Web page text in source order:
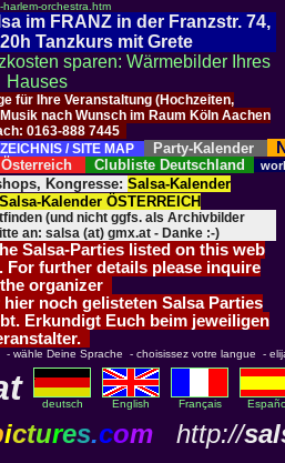
orchestra.htm
im FRANZ in der Franzstr. 74,
Tanzkurs mit Grete
sparen: Wärmebilder Ihres
Hauses
für Ihre Veranstaltung (Hochzeiten,
nach Wunsch im Raum Köln Aachen
0163-888 7445
/ SITE MAP
Party-Kalender
Clubliste Deutschland
Kongresse: Salsa-Kalender
Salsa-Kalender ÖSTERREICH
(und nicht ggfs. als Archivbilder
an: salsa (at) gmx.at - Danke :-)
Salsa-Parties listed on this web
For further details please inquire
organizer
noch gelisteten Salsa Parties
Erkundigt Euch beim jeweiligen
- wähle Deine Sprache - choisissez votre langue -
deutsch English Français
ictures.com http://